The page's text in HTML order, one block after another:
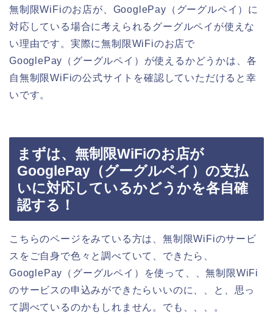
無制限WiFiのお店が、GooglePay（グーグルペイ）に
対応している場合に考えられるグーグルペイが使えな
い理由です。実際に無制限WiFiのお店で
GooglePay（グーグルペイ）が使えるかどうかは、各
自無制限WiFiの公式サイトを確認していただけると幸
いです。
まずは、無制限WiFiのお店が
GooglePay（グーグルペイ）の支払
いに対応しているかどうかを各自確
認する！
こちらのページをみている方は、無制限WiFiのサービ
スをご自身で色々と調べていて、できたら、
GooglePay（グーグルペイ）を使って、、無制限WiFi
のサービスの申込みができたらいいのに、、と、思っ
て調べているのかもしれません。でも、、、。